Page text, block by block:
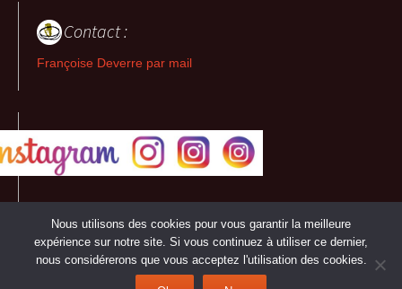
Contact :
Françoise Deverre par mail
Nous utilisons des cookies pour vous garantir la meilleure
expérience sur notre site. Si vous continuez à utiliser ce dernier,
nous considérerons que vous acceptez l'utilisation des cookies.